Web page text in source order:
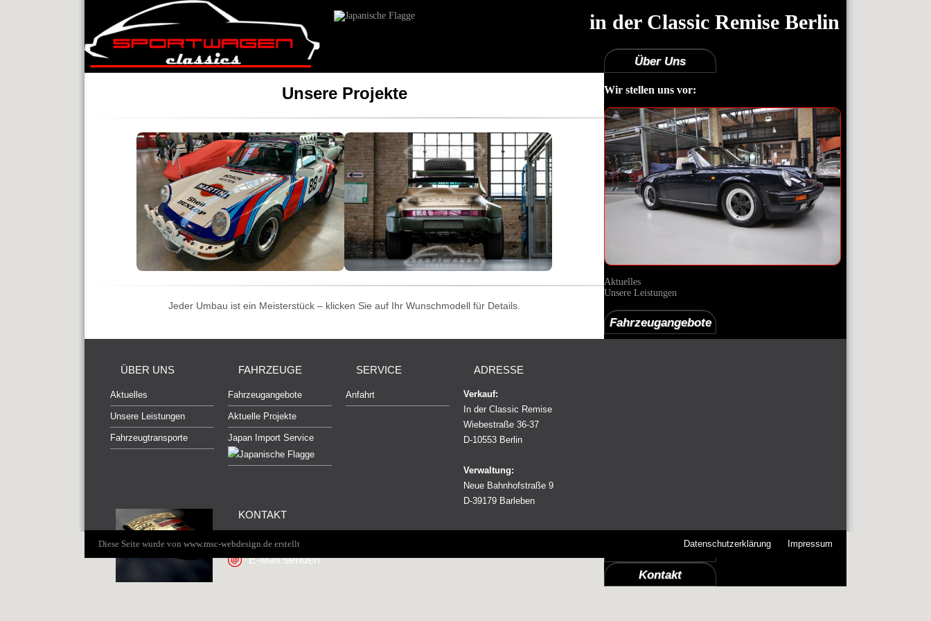
in der Classic Remise Berlin
Über Uns
Wir stellen uns vor:
Aktuelles
Unsere Leistungen
Fahrzeugangebote
Aktuelle Projekte
Kontakt
Unsere Projekte
Jeder Umbau ist ein Meisterstück – klicken Sie auf Ihr Wunschmodell für Details.
ÜBER UNS
Aktuelles
Unsere Leistungen
Fahrzeugtransporte
FAHRZEUGE
Fahrzeugangebote
Aktuelle Projekte
Japan Import Service
SERVICE
Anfahrt
ADRESSE
Verkauf:
In der Classic Remise
Wiebestraße 36-37
D-10553 Berlin
Verwaltung:
Neue Bahnhofstraße 9
D-39179 Barleben
KONTAKT
+49 172 3806025
E-Mail senden
Diese Seite wurde von www.msc-webdesign.de erstellt Datenschutzerklärung Impressum